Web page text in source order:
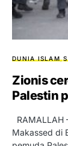
DUNIA ISLAM
Zionis
Palestin
RAMALLAH
Makassed di